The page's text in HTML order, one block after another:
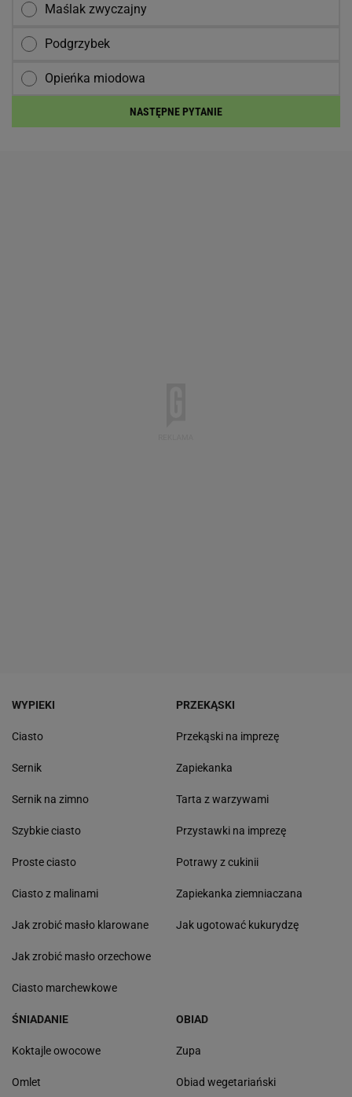
Maślak zwyczajny
Podgrzybek
Opieńka miodowa
NASTĘPNE PYTANIE
WYPIEKI
Ciasto
Sernik
Sernik na zimno
Szybkie ciasto
Proste ciasto
Ciasto z malinami
Jak zrobić masło klarowane
Jak zrobić masło orzechowe
Ciasto marchewkowe
PRZEKĄSKI
Przekąski na imprezę
Zapiekanka
Tarta z warzywami
Przystawki na imprezę
Potrawy z cukinii
Zapiekanka ziemniaczana
Jak ugotować kukurydzę
ŚNIADANIE
Koktajle owocowe
Omlet
OBIAD
Zupa
Obiad wegetariański